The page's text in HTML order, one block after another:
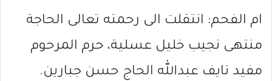
ام الفحم: انتقلت الى رحمته تعالى الحاجة
منتهى نجيب خليل عسلية، حرم المرحوم
مفيد نايف عبدالله الحاج حسن جبارين.